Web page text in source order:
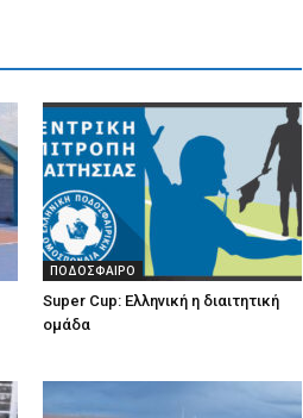
ΠΟΔΟΣΦΑΙΡΟ
Super Cup: Ελληνική η διαιτητική
ομάδα